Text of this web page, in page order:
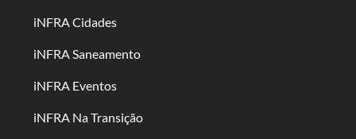
iNFRA Cidades
iNFRA Saneamento
iNFRA Eventos
iNFRA Na Transição